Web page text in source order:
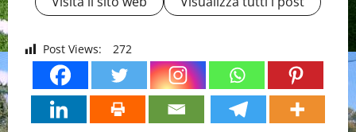
Post Views: 272